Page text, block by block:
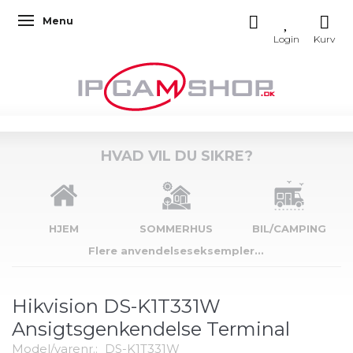
Skifte navigation
Menu
HVAD VIL DU SIKRE?
HJEM SOMMERHUS
BIL/CAMPING
Flere anvendelseseksempler...
Hikvision DS-K1T331W
Ansigtsgenkendelse Terminal
Model/varenr.: DS-K1T331W